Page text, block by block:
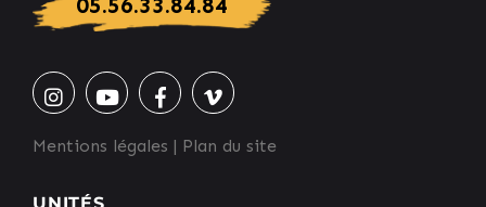
Mentions légales | Plan du site